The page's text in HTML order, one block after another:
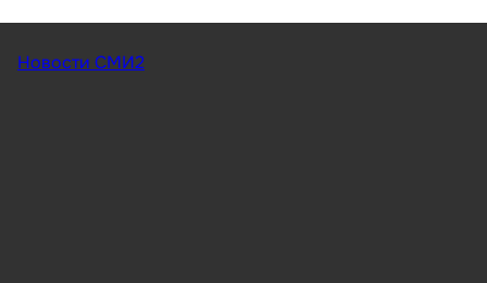
Новости СМИ2